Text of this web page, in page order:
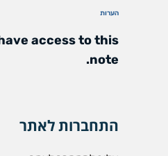
הערות
access to this
note.
התחברות לאתר